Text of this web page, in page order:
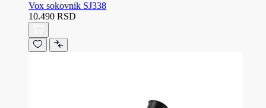
Vox sokovnik SJ338
10.490 RSD